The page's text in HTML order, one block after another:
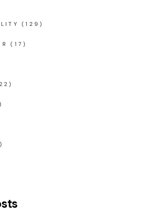
(129)
(17)